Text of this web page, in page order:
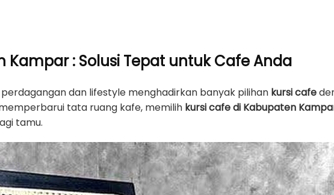
Kampar : Solusi Tepat untuk Cafe Anda
dan lifestyle menghadirkan banyak pilihan kursi cafe
tata ruang kafe, memilih kursi cafe di Kabupaten
tamu.